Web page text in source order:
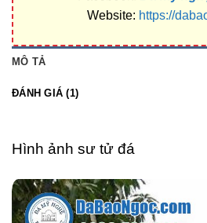
Website: https://
MÔ TẢ
ĐÁNH GIÁ (1)
Hình ảnh sư tử đá